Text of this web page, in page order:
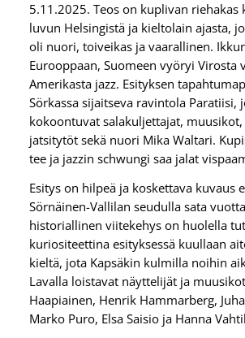
5.11.2025. Teos on kuplivan riehakas
luvun Helsingistä ja kieltolain ajasta,
oli nuori, toiveikas ja vaarallinen.
Eurooppaan, Suomeen vyöryi Virosta
Amerikasta jazz. Esityksen
Sörkassa sijaitseva ravintola Paratiisi,
kokoontuvat salakuljettajat,
jatsitytöt sekä nuori Mika Waltari.
tee ja jazzin schwungi saa jalat
Esitys on hilpeä ja koskettava kuvaus
Sörnäinen-Vallilan seudulla sata
historiallinen viitekehys on huolella
kuriositeettina esityksessä kuullaan
kieltä, jota Kapsäkin kulmilla noihin
Lavalla loistavat näyttelijät ja
Haapiainen, Henrik Hammarberg,
Marko Puro, Elsa Saisio ja Hanna